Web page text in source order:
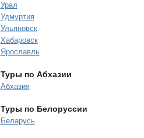
Урал
Удмуртия
Ульяновск
Хабаровск
Ярославль
Туры по Абхазии
Абхазия
Туры по Белоруссии
Беларусь